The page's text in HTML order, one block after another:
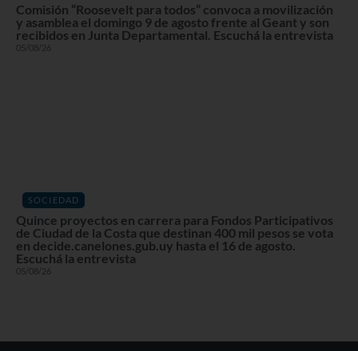
Comisión “Roosevelt para todos” convoca a movilización
y asamblea el domingo 9 de agosto frente al Geant y son
recibidos en Junta Departamental. Escuchá la entrevista
05/08/26
SOCIEDAD
Quince proyectos en carrera para Fondos Participativos
de Ciudad de la Costa que destinan 400 mil pesos se vota
en decide.canelones.gub.uy hasta el 16 de agosto.
Escuchá la entrevista
05/08/26